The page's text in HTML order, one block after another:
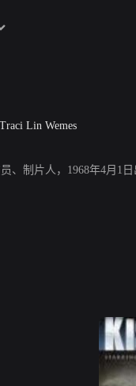
Traci Lin Wemes
、制片人，1968年4月1